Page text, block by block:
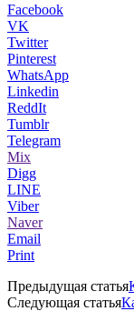
Facebook
VK
Twitter
Pinterest
WhatsApp
Linkedin
ReddIt
Tumblr
Telegram
Mix
Digg
LINE
Viber
Naver
Email
Print
Предыдущая статья
Следующая статья